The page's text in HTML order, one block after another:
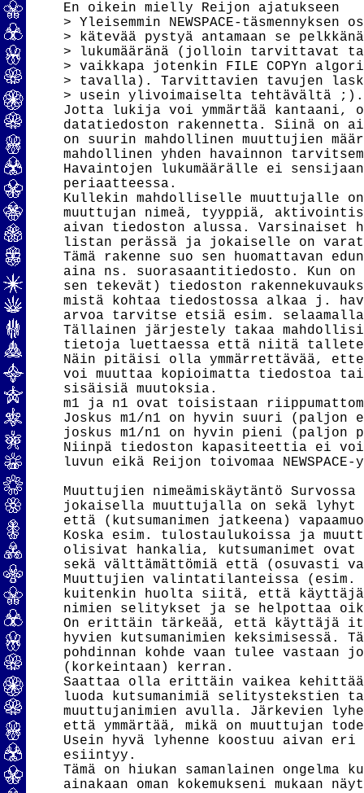
En oikein mielly Reijon ajatukseen
> Yleisemmin NEWSPACE-
> kätevää pystyä antamaan se
> lukumääränä (jolloin tarvittavat
> vaikkapa jotenkin FILE COPYn
> tavalla). Tarvittavien tavujen
> usein ylivoimaiselta tehtävältä ;).
Jotta lukija voi ymmärtää kantaani,
datatiedoston rakennetta. Siinä on
on suurin mahdollinen muuttujien
mahdollinen yhden havainnon
Havaintojen lukumäärälle ei
periaatteessa.
Kullekin mahdolliselle muuttujalle
muuttujan nimeä, tyyppiä,
aivan tiedoston alussa. Varsinaiset
listan perässä ja jokaiselle on
Tämä rakenne suo sen huomattavan
aina ns. suorasaantitiedosto. Kun
sen tekevät) tiedoston
mistä kohtaa tiedostossa alkaa j.
arvoa tarvitse etsiä esim.
Tällainen järjestely takaa
tietoja luettaessa että niitä
Näin pitäisi olla ymmärrettävää,
voi muuttaa kopioimatta tiedostoa
sisäisiä muutoksia.
m1 ja n1 ovat toisistaan
Joskus m1/n1 on hyvin suuri
joskus m1/n1 on hyvin pieni (paljon
Niinpä tiedoston kapasiteettia ei voi
luvun eikä Reijon toivomaa
Muuttujien nimeämiskäytäntö
jokaisella muuttujalla on sekä lyhyt
että (kutsumanimen jatkeena)
Koska esim. tulostaulukoissa ja
olisivat hankalia, kutsumanimet ovat
sekä välttämättömiä että (osuvasti
Muuttujien valintatilanteissa (esim.
kuitenkin huolta siitä, että käyttäjät
nimien selitykset ja se helpottaa
On erittäin tärkeää, että käyttäjä
hyvien kutsumanimien keksimisessä.
pohdinnan kohde vaan tulee vastaan
(korkeintaan) kerran.
Saattaa olla erittäin vaikea kehittää
luoda kutsumanimiä selitystekstien
muuttujanimien avulla. Järkevien
että ymmärtää, mikä on muuttujan
Usein hyvä lyhenne koostuu aivan
esiintyy.
Tämä on hiukan samanlainen ongelma
ainakaan oman kokemukseni mukaan